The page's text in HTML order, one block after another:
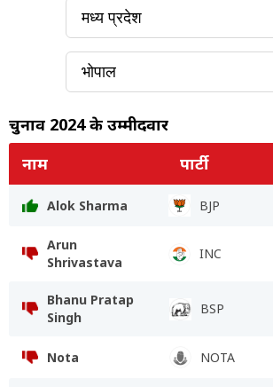
चुनाव 2024 के उम्मीदवार
नाम
पार्टी
Alok Sharma BJP
Arun
Shrivastava
INC
Bhanu Pratap
Singh
BSP
Nota NOTA